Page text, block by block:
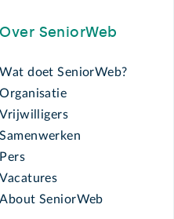
Over SeniorWeb
Wat doet SeniorWeb?
Organisatie
Vrijwilligers
Samenwerken
Pers
Vacatures
About SeniorWeb